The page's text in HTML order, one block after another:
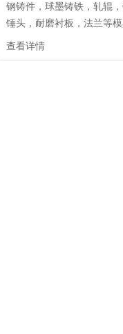
钢铸件，球墨铸铁，轧辊
锤头，耐磨衬板，法兰等模
械零部件的淬火、回火、退
查看详情